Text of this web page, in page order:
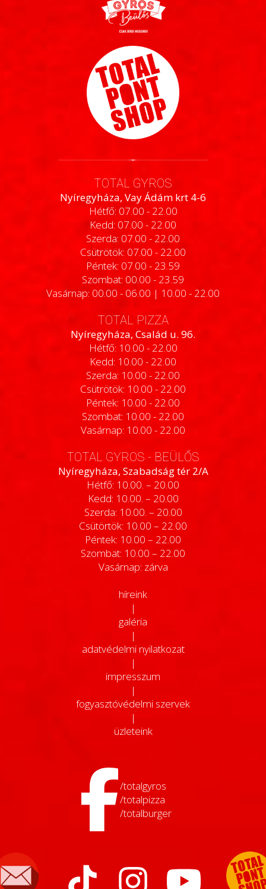
TOTAL GYROS
Nyíregyháza, Vay Ádám krt 4-6
Hétfő: 07.00 - 22.00
Kedd: 07.00 - 22.00
Szerda: 07.00 - 22.00
Csütrötök: 07.00 - 22.00
Péntek: 07.00 - 23.59
Szombat: 00.00 - 23.59
Vasárnap: 00.00 - 06.00 | 10.00 - 22.00
TOTAL PIZZA
Nyíregyháza, Család u. 96.
Hétfő: 10.00 - 22.00
Kedd: 10.00 - 22.00
Szerda: 10.00 - 22.00
Csütrötök: 10.00 - 22.00
Péntek: 10.00 - 22.00
Szombat: 10.00 - 22.00
Vasárnap: 10.00 - 22.00
TOTAL GYROS - BEÜLŐS
Nyíregyháza, Szabadság tér 2/A
Hétfő: 10.00. – 20.00
Kedd: 10.00. – 20.00
Szerda: 10.00. – 20.00
Csütörtök: 10.00 – 22.00
Péntek: 10.00 – 22.00
Szombat: 10.00 – 22.00
Vasárnap: zárva
híreink
|
galéria
|
adatvédelmi nyilatkozat
|
impresszum
|
fogyasztóvédelmi szervek
|
üzleteink
/totalgyros
/totalpizza
/totalburger